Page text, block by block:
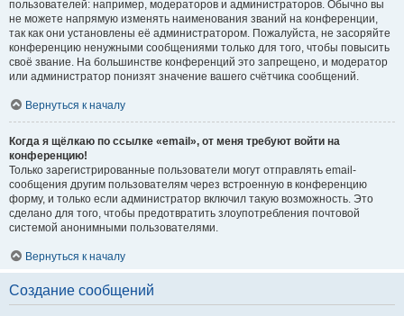
пользователей: например, модераторов и администраторов. Обычно вы
не можете напрямую изменять наименования званий на конференции,
так как они установлены её администратором. Пожалуйста, не засоряйте
конференцию ненужными сообщениями только для того, чтобы повысить
своё звание. На большинстве конференций это запрещено, и модератор
или администратор понизят значение вашего счётчика сообщений.
Вернуться к началу
Когда я щёлкаю по ссылке «email», от меня требуют войти на
конференцию!
Только зарегистрированные пользователи могут отправлять email-
сообщения другим пользователям через встроенную в конференцию
форму, и только если администратор включил такую возможность. Это
сделано для того, чтобы предотвратить злоупотребления почтовой
системой анонимными пользователями.
Вернуться к началу
Создание сообщений